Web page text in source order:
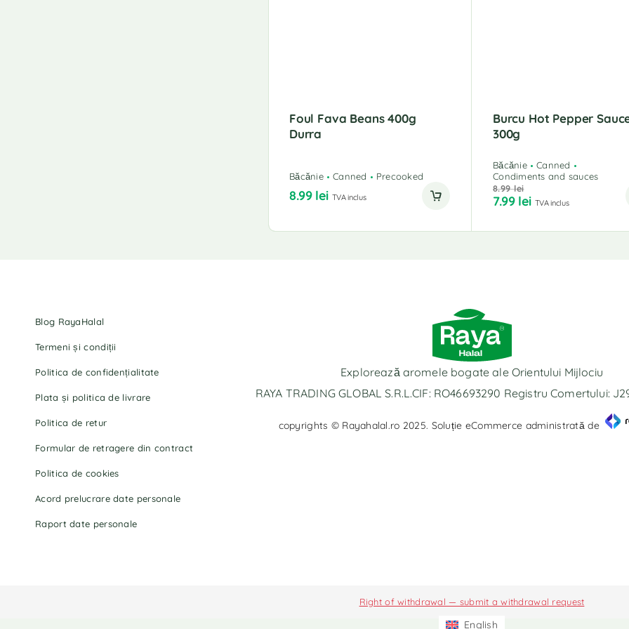
Foul Fava Beans 400g
Durra
Băcănie Canned Precooked
8.99 lei TVA inclus
Burcu Hot Pepper
300g
Băcănie
Canned
Condiments and sauces
8.99lei
7.99 lei TVA inclus
Blog RayaHalal
Termeni și condiții
Politica de confidențialitate
Plata și politica de livrare
Politica de retur
Formular de retragere din contract
Politica de cookies
Acord prelucrare date personale
Raport date personale
Explorează aromele bogate ale Orientului Mijlociu
RAYA TRADING GLOBAL S.R.L.CIF: RO46693290 Registru Comertului:
copyrights © Rayahalal.ro 2025. Soluție eCommerce administrată de
Right of withdrawal — submit a withdrawal request
English